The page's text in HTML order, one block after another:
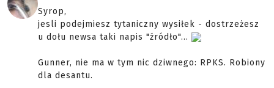
Syrop,
jesli podejmiesz tytaniczny wysiłek - dostrzeżesz
u dołu newsa taki napis "źródło"...
Gunner, nie ma w tym nic dziwnego: RPKS. Robiony
dla desantu.